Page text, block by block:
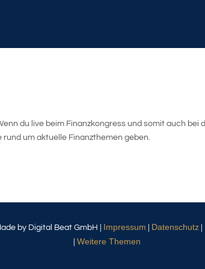
du live beim Finanzkongress und somit auch
um aktuelle Finanzthemen geben.
by Digital Beat GmbH | Impressum Datenschutz
Weitere Themen